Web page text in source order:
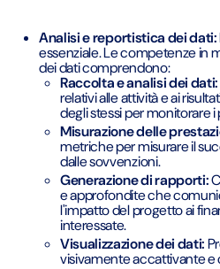
Analisi e reportistica dei dati:
essenziale. Le competenze in
dei dati comprendono:
Raccolta e analisi dei dati:
relativi alle attività e ai
degli stessi per monitorare
Misurazione delle
metriche per misurare il
dalle sovvenzioni.
Generazione di rapporti:
e approfondite che
l'impatto del progetto ai
interessate.
Visualizzazione dei dati:
visivamente accattivante e